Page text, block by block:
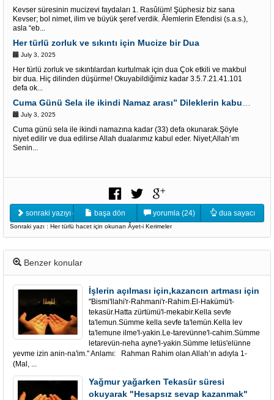
Kevser süresinin mucizevi faydaları 1. Rasûlüm! Şüphesiz biz sana
Kevser; bol nimet, ilim ve büyük şeref verdik. Âlemlerin Efendisi (s.a.s.),
asla “eb...
Her türlü zorluk ve sıkıntı için Mucize bir Dua
July 3, 2025
Her türlü zorluk ve sıkıntılardan kurtulmak için dua Çok etkili ve makbul
bir dua. Hiç dilinden düşürme! Okuyabildiğimiz kadar 3.5.7.21.41.101
defa ok...
July 3, 2025
Cuma günü sela ile ikindi namazına kadar (33) defa okunarak.Şöyle
niyet edilir ve dua edilirse Allah dualarımız kabul eder. Niyet;Allah’ım
Senin...
sonraki yazıyı oku başa dön yorumla (24) dua sayacı
Sonraki yazı : Her türlü hacet için okunan Âyet-i Kerimeler
Benzer konular
İşlerin açılması için,kazancın artması için
"Bismi'llahi'r-Rahmani'r-Rahim.El-Hakümü't-
tekasür.Hatta zürtümü'l-mekabir.Kella sevfe
ta'lemun.Sümme kella sevfe ta'lemün.Kella lev
ta'lemune ilme'l-yakin.Le-tarevünne'l-cahim.Sümme
letarevün-neha ayne'l-yakin.Sümme letüs'elünne
yevme izin anin-na'im." Anlamı: Rahman Rahim olan Allah’ın adıyla 1-
(Mal, ...
Yağmur yağarken Tekasür süresi
okuyarak "Hesapsız sevap kazanmak"